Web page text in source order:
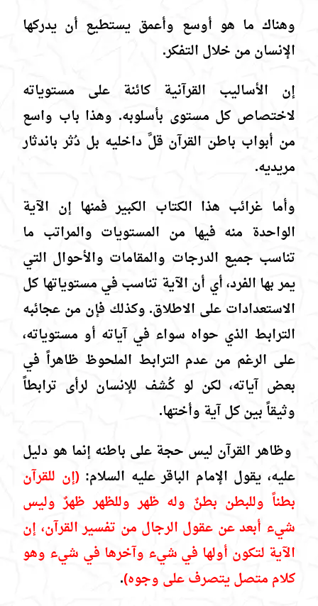
وهناك ما هو أوسع وأعمق يستطيع أن يدركها
الإنسان من خلال التفكر.
إن الأساليب القرآنية كائنة على مستوياته
لاختصاص كل مستوى بأسلوبه. وهذا باب واسع
من أبواب باطن القرآن قلَّ داخليه بل دُثر باندثار
مريديه.
وأما غرائب هذا الكتاب الكبير فمنها إن الآية
الواحدة منه فيها من المستويات والمراتب ما
تناسب جميع الدرجات والمقامات والأحوال التي
يمر بها الفرد، أي أن الآية تناسب في مستوياتها كل
الاستعدادات على الاطلاق. وكذلك فإن من عجائبه
الترابط الذي حواه سواء في آياته أو مستوياته،
على الرغم من عدم الترابط الملحوظ ظاهراً في
بعض آياته، لكن لو كُشف للإنسان لرأى ترابطاً
وثيقاً بين كل آية وأختها.
وظاهر القرآن ليس حجة على باطنه إنما هو دليل
عليه، يقول الإمام الباقر عليه السلام: (إن للقرآن
بطناً وللبطن بطنٌ وله ظهر وللظهر ظهرٌ وليس
شيء أبعد عن عقول الرجال من تفسير القرآن، إن
الآية لتكون أولها في شيء وآخرها في شيء وهو
كلام متصل يتصرف على وجوه).